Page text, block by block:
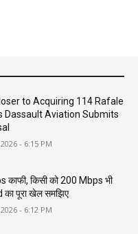
to Acquiring 114 Rafale
Dassault Aviation Submits
- 6:15 PM
काफी, किसी को 200 Mbps भी
पूरा खेल समझिए
- 6:12 PM